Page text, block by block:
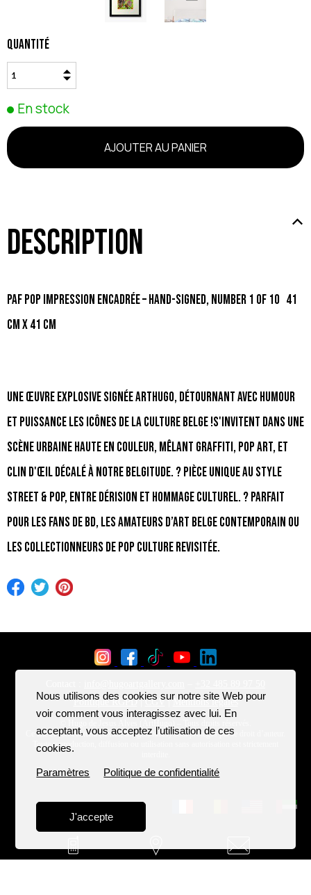
Quantité
En stock
Description
PAF POP Impression encadrée – Hand-signed, number 1 of 10 41
CM X 41 CM
Une œuvre explosive signée Arthugo, détournant avec humour
et puissance les icônes de la culture belge !s'invitent dans une
scène urbaine haute en couleur, mêlant graffiti, pop art, et
clin d'œil décalé à notre belgitude. ? Pièce unique au style
street & pop, entre dérision et hommage culturel. ? Parfait
pour les fans de BD, les amateurs d’art belge contemporain ou
les collectionneurs de pop culture revisitée.
Nous utilisons des cookies sur notre site Web pour
voir comment vous interagissez avec lui. En
acceptant, vous acceptez l’utilisation de ces
cookies.
Paramètres Politique de confidentialité
J'accepte